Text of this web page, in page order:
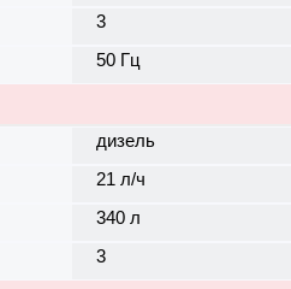
3
50 Гц
дизель
21 л/ч
340 л
3